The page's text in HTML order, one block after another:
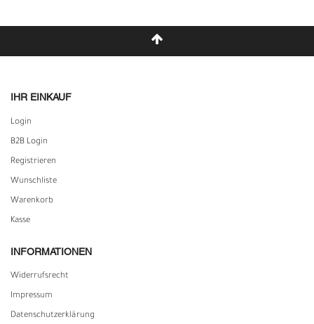
IHR EINKAUF
Login
B2B Login
Registrieren
Wunschliste
Warenkorb
Kasse
INFORMATIONEN
Widerrufs­recht
Impressum
Daten­schutz­erklärung